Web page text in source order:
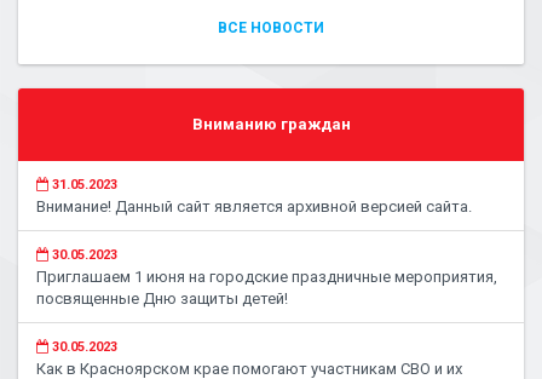
ВСЕ НОВОСТИ
Вниманию граждан
31.05.2023
Внимание! Данный сайт является архивной версией сайта.
30.05.2023
Приглашаем 1 июня на городские праздничные мероприятия,
посвященные Дню защиты детей!
30.05.2023
Как в Красноярском крае помогают участникам СВО и их